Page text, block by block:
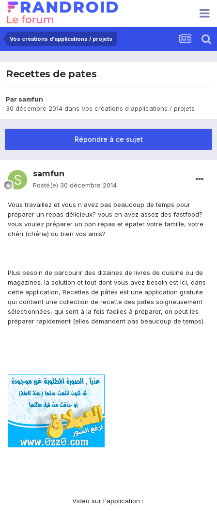
Vos créations d'applications / projets
Recettes de pates
Par samfun
30 décembre 2014 dans Vos créations d'applications / projets
Répondre à ce sujet
samfun
Posté(e) 30 décembre 2014
Vous travaillez et vous n'avez pas beaucoup de temps pour
préparer un repas délicieux? vous en avez assez des fastfood?
vous voulez préparer un bon repas et épater votre famille, votre
chéri (chérie) ou bien vos amis?
Plus besoin de parcourir des dizaines de livres de cuisine ou de
magazines. la solution et tout dont vous avez besoin est ici, dans
cette application, Recettes de pâtes est une application gratuite
qui contient une collection de recette des pates soigneusement
sélectionnées, qui sont à la fois faciles à préparer, on peut les
préparer rapidement (elles demandent pas beaucoup de temps).
Video sur l'application :